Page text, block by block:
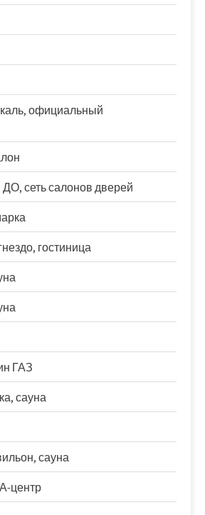
официальный
сеть салонов дверей
гостиница
ГАЗ
сауна
сауна
центр